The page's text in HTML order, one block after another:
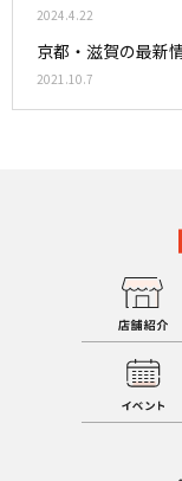
2024.4.22
京都・滋賀の最新
2021.10.7